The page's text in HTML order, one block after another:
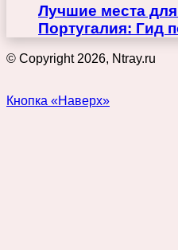
Лучшие места
Португалия: Гид
© Copyright 2026, Ntray.ru
Кнопка «Наверх»